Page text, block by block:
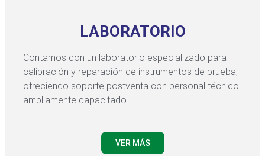
LABORATORIO
Contamos con un laboratorio especializado para
calibración y reparación de instrumentos de prueba,
ofreciendo soporte postventa con personal técnico
ampliamente capacitado.
VER MÁS